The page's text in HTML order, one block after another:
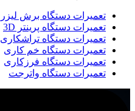
تعمیرات دستگاه برش لیزر
تعمیرات دستگاه پرینتر 3D
تعمیرات دستگاه تراشکاری
تعمیرات دستگاه خم کاری
تعمیرات دستگاه فرزکاری
تعمیرات دستگاه واترجت